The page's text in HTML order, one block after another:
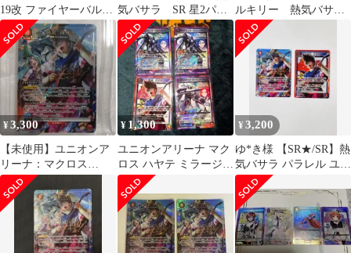
19改 ファイヤーバルキ
リー 熱気 バサラ パラ
レル
気バサラ SR 星2パラ
レル 宅急便コンパク
トにて発送
ルキリー 熱気バサラ
バサラ SR ユニオンア
リーナ
¥3,300
【未使用】ユニオンア
リーナ：マクロス
vol.2：SR★ 熱気 バサ
ラ：サイン
¥ 1,300
ユニオンアリーナ マク
ロス ハヤテ ミラージュ
熱気バサラ
¥3,200
ゆ*き様 【SR★/SR】熱
気バサラ パラレル ユニ
オンアリーナ